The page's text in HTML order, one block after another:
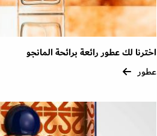
اخترنا لك عطور رائعة برائحة المانجو
عطور